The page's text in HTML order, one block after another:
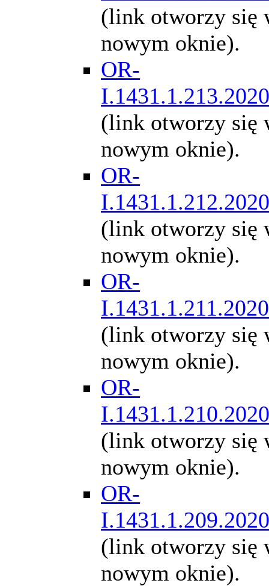
(link otworzy się
nowym oknie).
OR-
I.1431.1.213.2020
(link otworzy się
nowym oknie).
OR-
I.1431.1.212.2020
(link otworzy się
nowym oknie).
OR-
I.1431.1.211.2020
(link otworzy się
nowym oknie).
OR-
I.1431.1.210.2020
(link otworzy się
nowym oknie).
OR-
I.1431.1.209.2020
(link otworzy się
nowym oknie).